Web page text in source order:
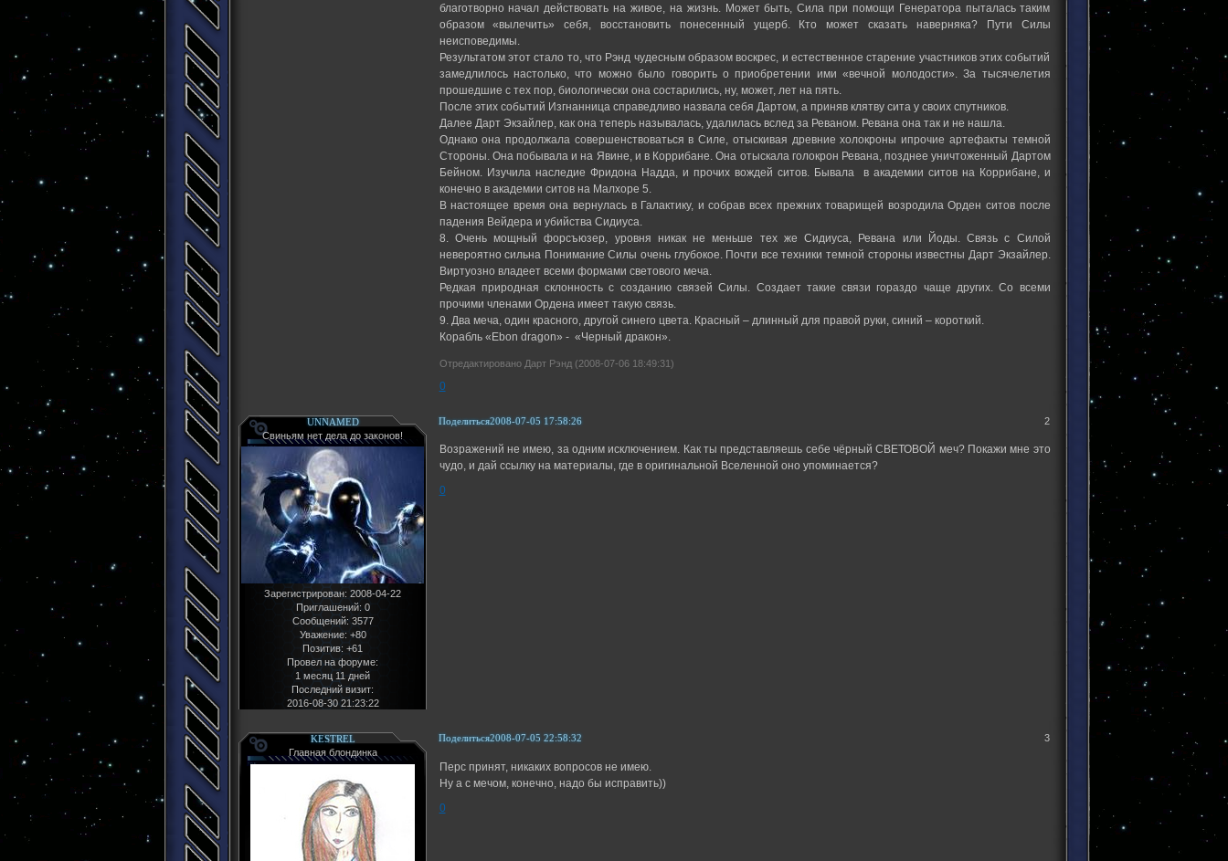
благотворно начал действовать на живое, на жизнь. Может быть, Сила при помощи Генератора пыталась таким
образом «вылечить» себя, восстановить понесенный ущерб. Кто может сказать наверняка? Пути Силы
неисповедимы.
Результатом этот стало то, что Рэнд чудесным образом воскрес, и естественное старение участников этих событий
замедлилось настолько, что можно было говорить о приобретении ими «вечной молодости». За тысячелетия
прошедшие с тех пор, биологически она состарились, ну, может, лет на пять.
После этих событий Изгнанница справедливо назвала себя Дартом, а приняв клятву сита у своих спутников.
Далее Дарт Экзайлер, как она теперь называлась, удалилась вслед за Реваном. Ревана она так и не нашла.
Однако она продолжала совершенствоваться в Силе, отыскивая древние холокроны ипрочие артефакты темной
Стороны. Она побывала и на Явине, и в Коррибане. Она отыскала голокрон Ревана, позднее уничтоженный Дартом
Бейном. Изучила наследие Фридона Надда, и прочих вождей ситов. Бывала в академии ситов на Коррибане, и
конечно в академии ситов на Малхоре 5.
В настоящее время она вернулась в Галактику, и собрав всех прежних товарищей возродила Орден ситов после
падения Вейдера и убийства Сидиуса.
8. Очень мощный форсъюзер, уровня никак не меньше тех же Сидиуса, Ревана или Йоды. Связь с Силой
невероятно сильна Понимание Силы очень глубокое. Почти все техники темной стороны известны Дарт Экзайлер.
Виртуозно владеет всеми формами светового меча.
Редкая природная склонность с созданию связей Силы. Создает такие связи гораздо чаще других. Со всеми
прочими членами Ордена имеет такую связь.
9. Два меча, один красного, другой синего цвета. Красный – длинный для правой руки, синий – короткий.
Корабль «Ebon dragon» - «Черный дракон».
Отредактировано Дарт Рэнд (2008-07-06 18:49:31)
0
Поделиться 2
2008-07-05 17:58:26
UNNAMED
Свиньям нет дела до законов!
Зарегистрирован: 2008-04-22
Приглашений: 0
Сообщений: 3577
Уважение: +80
Позитив: +61
Провел на форуме:
1 месяц 11 дней
Последний визит:
2016-08-30 21:23:22
Возражений не имею, за одним исключением. Как ты представляешь себе чёрный СВЕТОВОЙ меч? Покажи мне это
чудо, и дай ссылку на материалы, где в оригинальной Вселенной оно упоминается?
0
Поделиться 3
2008-07-05 22:58:32
KESTREL
Главная блондинка
Перс принят, никаких вопросов не имею.
Ну а с мечом, конечно, надо бы исправить))
0